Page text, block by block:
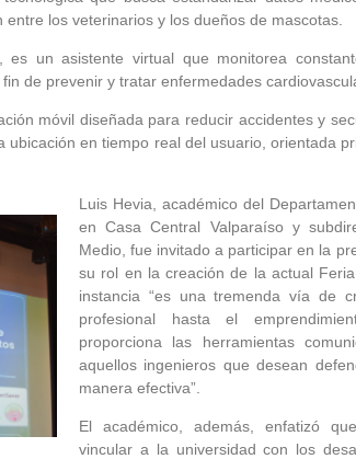
los veterinarios y los dueños de mascotas.
es un asistente virtual que monitorea
de prevenir y tratar enfermedades
móvil diseñada para reducir accidentes y
ubicación en tiempo real del usuario, orientada
Luis Hevia, académico del
en Casa Central Valparaíso y
Medio, fue invitado a participar en la
su rol en la creación de la actual
instancia “es una tremenda vía de
profesional hasta el
proporciona las herramientas
aquellos ingenieros que desean
manera efectiva”.
El académico, además, enfatizó
vincular a la universidad con los